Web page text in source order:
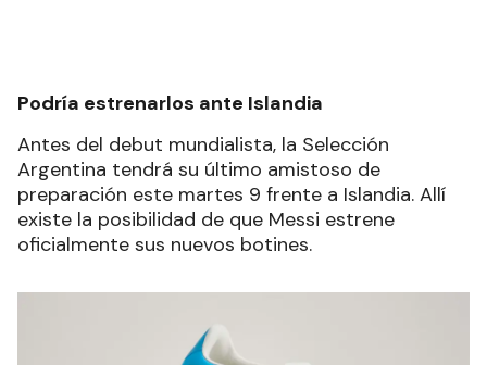
Podría estrenarlos ante Islandia
Antes del debut mundialista, la Selección
Argentina tendrá su último amistoso de
preparación este martes 9 frente a Islandia. Allí
existe la posibilidad de que Messi estrene
oficialmente sus nuevos botines.